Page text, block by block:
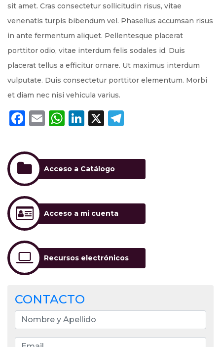
sit amet. Cras consectetur sollicitudin risus, vitae
venenatis turpis bibendum vel. Phasellus accumsan risus
in ante fermentum aliquet. Pellentesque placerat
porttitor odio, vitae interdum felis sodales id. Duis
placerat tellus a efficitur ornare. Ut maximus interdum
vulputate. Duis consectetur porttitor elementum. Morbi
et diam nec nisi vehicula varius.
Facebook
EmailWhatsApp
LinkedIn
X
Acceso a Catálogo
Acceso a mi cuenta
Recursos electrónicos
CONTACTO